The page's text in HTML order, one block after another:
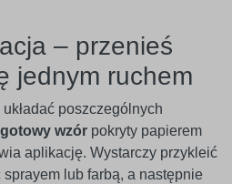
– przenieś
jednym ruchem
poszczególnych
wzór pokryty papierem
aplikację. Wystarczy przykleić
lub farbą, a następnie